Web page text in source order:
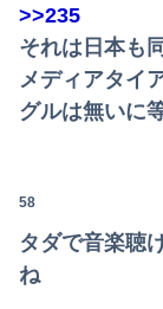
>>235
それは日本も
メディアタイ
グルは無いに
58
タダで音楽聴
ね